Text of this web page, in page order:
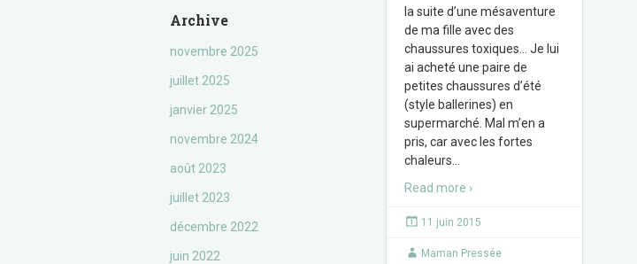
Archive
novembre 2025
juillet 2025
janvier 2025
novembre 2024
août 2023
juillet 2023
décembre 2022
juin 2022
la suite d’une mésaventure
de ma fille avec des
chaussures toxiques… Je lui
ai acheté une paire de
petites chaussures d’été
(style ballerines) en
supermarché. Mal m’en a
pris, car avec les fortes
chaleurs
Read more ›
11 juin 2015
Maman Pressée